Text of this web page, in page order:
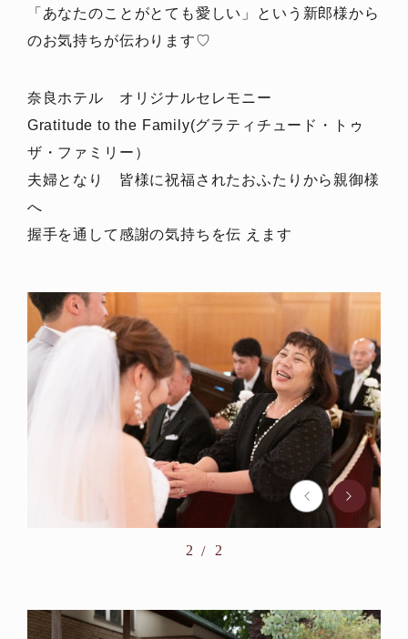
「あなたのことがとても愛しい」という新郎様から
のお気持ちが伝わります♡
奈良ホテル オリジナルセレモニー
Gratitude to the Family(グラティチュード・トゥ
ザ・ファミリー）
夫婦となり 皆様に祝福されたおふたりから親御様
へ
握手を通して感謝の気持ちを伝 えます
2 2